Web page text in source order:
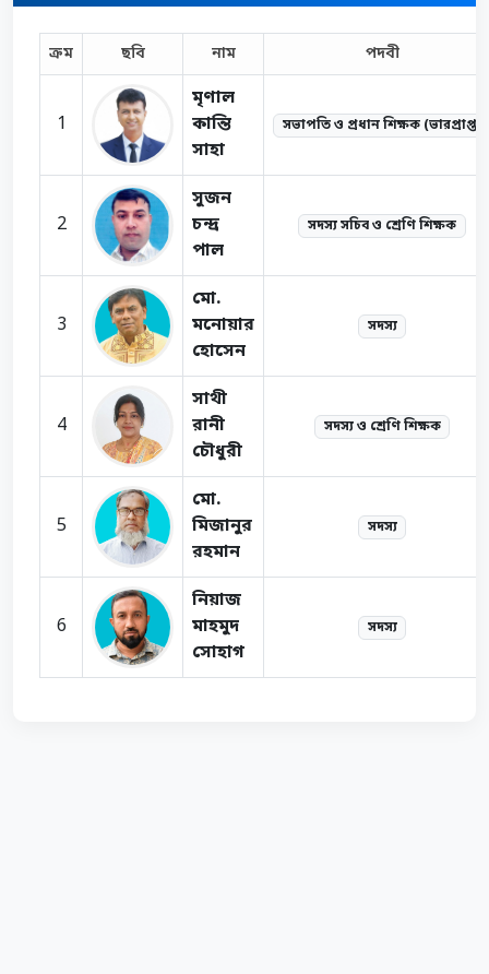
ক্রম ছবি নাম পদবী
1
মৃণাল
কান্তি
সাহা
সভাপতি ও প্রধান শিক্ষক (ভারপ্রাপ্ত)
2
সুজন
চন্দ্র
পাল
সদস্য সচিব ও শ্রেণি শিক্ষক
3
মো.
মনোয়ার
হোসেন
সদস্য
4
সাথী
রানী
চৌধুরী
সদস্য ও শ্রেণি শিক্ষক
5
মো.
মিজানুর
রহমান
সদস্য
6
নিয়াজ
মাহমুদ
সোহাগ
সদস্য